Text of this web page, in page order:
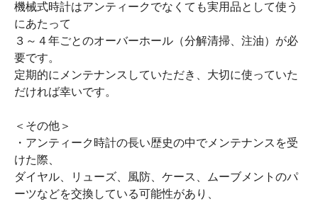
機械式時計はアンティークでなくても実用品として使う
にあたって
３～４年ごとのオーバーホール（分解清掃、注油）が必
要です。
定期的にメンテナンスしていただき、大切に使っていた
だければ幸いです。
＜その他＞
・アンティーク時計の長い歴史の中でメンテナンスを受
けた際、
ダイヤル、リューズ、風防、ケース、ムーブメントのパ
ーツなどを交換している可能性があり、